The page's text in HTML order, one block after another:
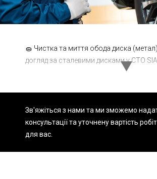
Гальмівна система Заміна
Зв'яжіться з нами та ми зможемо
консультації та уточнену вартість робіт
для вас.
🧽 Чистка та миття обода диска
догляд за сталевими дисками у СТО